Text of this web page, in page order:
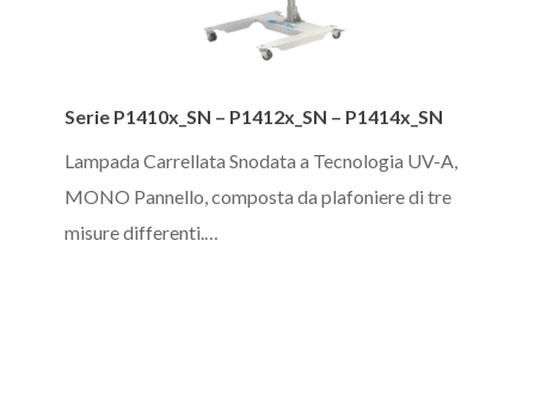
P1410x_SN
P1412x_SN
Serie P1410x_SN – P1412x_SN – P1414x_SN
Lampada Carrellata Snodata a Tecnologia UV-A,
MONO Pannello, composta da plafoniere di tre
misure differenti.…